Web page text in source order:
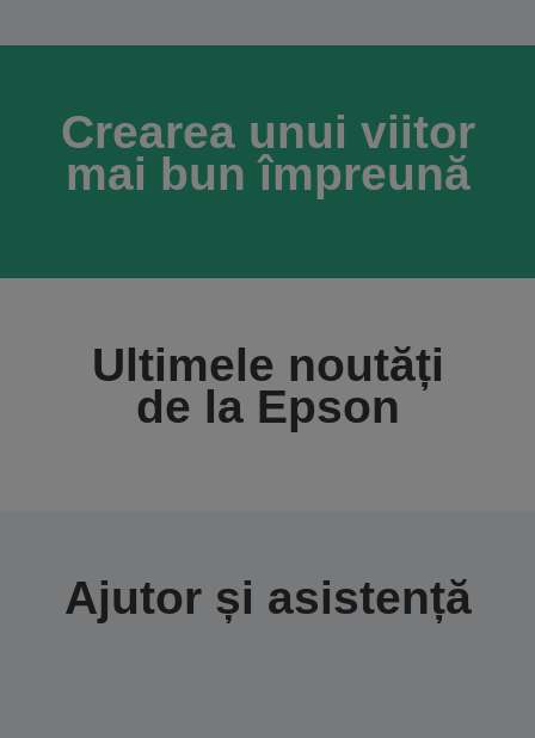
Crearea unui viitor
mai bun împreună
Ultimele noutăți
de la Epson
Ajutor și asistență